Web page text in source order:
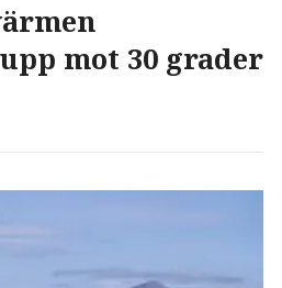
mot 30 grader